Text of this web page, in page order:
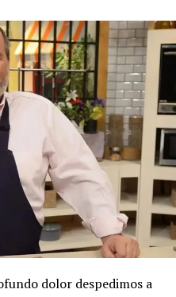
dolor despedimos a